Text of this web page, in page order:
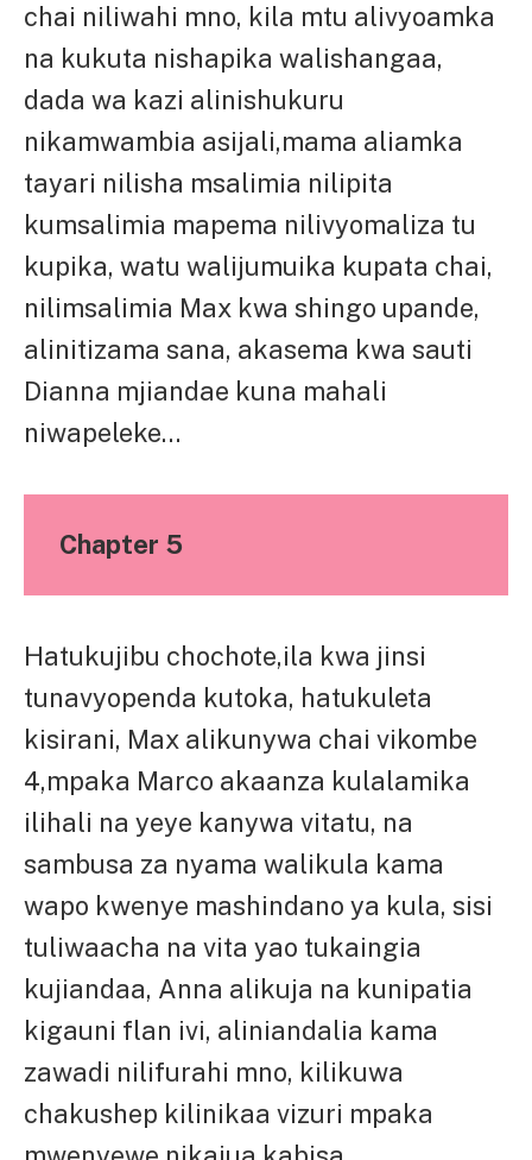
chai niliwahi mno, kila mtu alivyoamka
na kukuta nishapika walishangaa,
dada wa kazi alinishukuru
nikamwambia asijali,mama aliamka
tayari nilisha msalimia nilipita
kumsalimia mapema nilivyomaliza tu
kupika, watu walijumuika kupata chai,
nilimsalimia Max kwa shingo upande,
alinitizama sana, akasema kwa sauti
Dianna mjiandae kuna mahali
niwapeleke…
Chapter 5
Hatukujibu chochote,ila kwa jinsi
tunavyopenda kutoka, hatukuleta
kisirani, Max alikunywa chai vikombe
4,mpaka Marco akaanza kulalamika
ilihali na yeye kanywa vitatu, na
sambusa za nyama walikula kama
wapo kwenye mashindano ya kula, sisi
tuliwaacha na vita yao tukaingia
kujiandaa, Anna alikuja na kunipatia
kigauni flan ivi, aliniandalia kama
zawadi nilifurahi mno, kilikuwa
chakushep kilinikaa vizuri mpaka